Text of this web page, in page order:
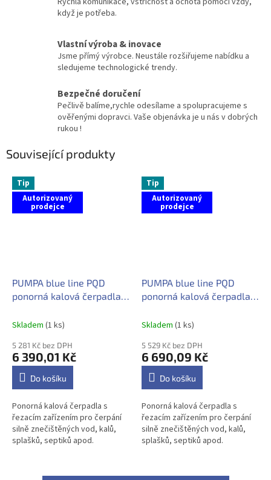
když je potřeba.
Vlastní výroba & inovace
Jsme přímý výrobce. Neustále rozšiřujeme nabídku a
sledujeme technologické trendy.
Bezpečné doručení
Pečlivě balíme,rychle odesílame a spolupracujeme s
ověřenými dopravci. Vaše objenávka je u nás v dobrých
rukou !
Související produkty
Tip
Autorizovaný
prodejce
PUMPA blue line PQD
ponorná kalová čerpadla s
8-0.75QGF 230V
Skladem (1 ks)
5 281 Kč bez DPH
6 390,01 Kč
Do košíku
Ponorná kalová čerpadla s
řezacím zařízením pro čerpání
silně znečištěných vod, kalů,
splašků, septiků apod.
Tip
Autorizovaný
prodejce
PUMPA blue line PQD
ponorná kalová čerpadla s
12-1.1QGF 230V
Skladem (1 ks)
5 529 Kč bez DPH
6 690,09 Kč
Do košíku
Ponorná kalová čerpadla s
řezacím zařízením pro čerpání
silně znečištěných vod, kalů,
splašků, septiků apod.